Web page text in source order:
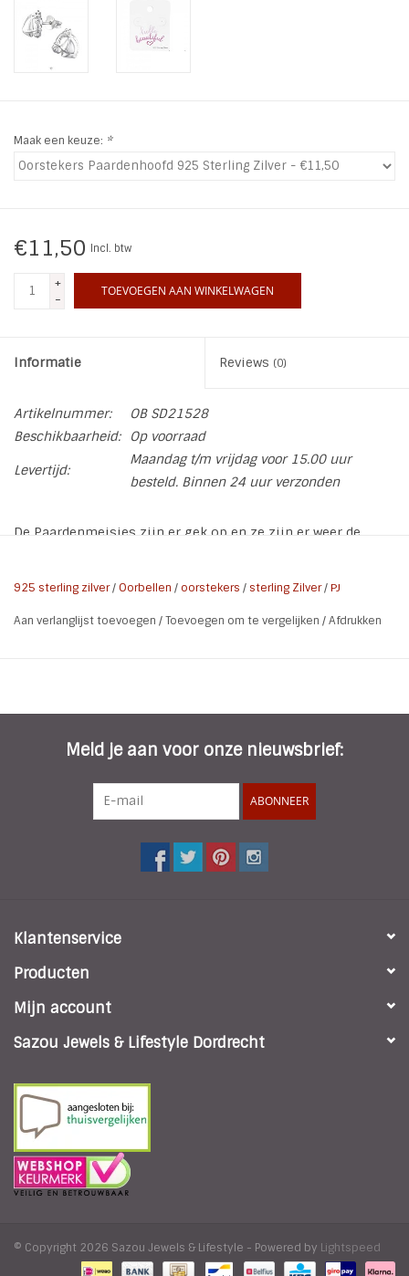
LIFESTYLE PRODUCTEN
SALE
Maak een keuze: *
€11,50 Incl. btw
+
-
TOEVOEGEN AAN WINKELWAGEN
Informatie Reviews (0)
Artikelnummer:
OB SD21528
Beschikbaarheid:
Op voorraad
Levertijd:
Maandag t/m vrijdag voor 15.00 uur
besteld. Binnen 24 uur verzonden
De Paardenmeisjes zijn er gek op en ze zijn er weer de
Afwerking::
E-coat
925 sterling zilver/Oorbellen / oorstekers /sterling Zilver/ PJ
Aan verlanglijst toevoegen /Toevoegen om te vergelijken /Afdrukken
Meld je aan voor onze nieuwsbrief:
ABONNEER
Klantenservice
Producten
Mijn account
Sazou Jewels & Lifestyle Dordrecht
© Copyright 2026 Sazou Jewels & Lifestyle - Powered by Lightspeed